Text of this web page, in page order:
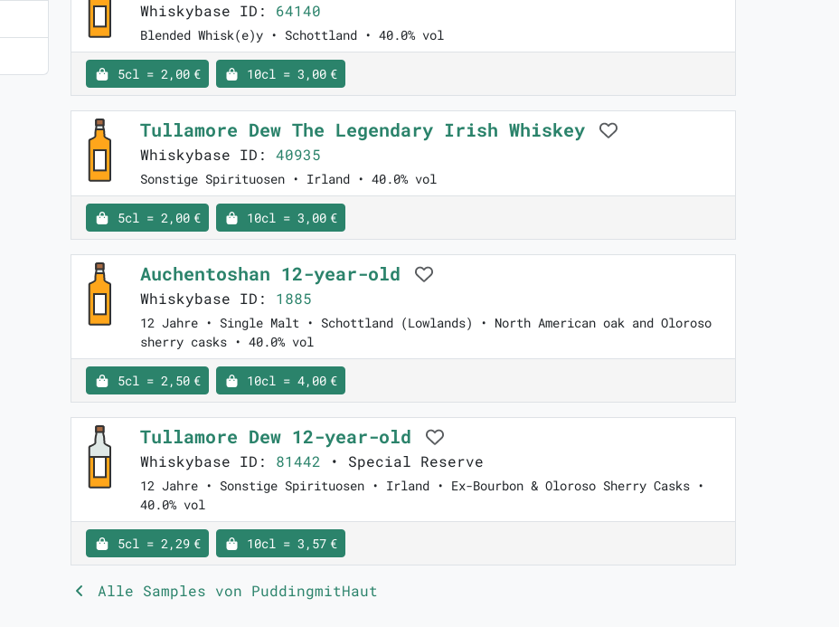
Whiskybase ID: 64140
Blended Whisk(e)y • Schottland • 40.0% vol
5cl = 2,00 € 10cl = 3,00 €
Tullamore Dew The Legendary Irish Whiskey
Whiskybase ID: 40935
Sonstige Spirituosen • Irland • 40.0% vol
5cl = 2,00 € 10cl = 3,00 €
Auchentoshan 12-year-old
Whiskybase ID: 1885
12 Jahre • Single Malt • Schottland (Lowlands) • North American oak and Oloroso
sherry casks • 40.0% vol
5cl = 2,50 € 10cl = 4,00 €
Tullamore Dew 12-year-old
Whiskybase ID: 81442 • Special Reserve
12 Jahre • Sonstige Spirituosen • Irland • Ex-Bourbon & Oloroso Sherry Casks •
40.0% vol
5cl = 2,29 € 10cl = 3,57 €
Alle Samples von PuddingmitHaut